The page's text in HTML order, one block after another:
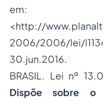
em:
<http://
2006/2006/lei/
30.jun.2016.
BRASIL. Lei nº
Dispõe sobre o